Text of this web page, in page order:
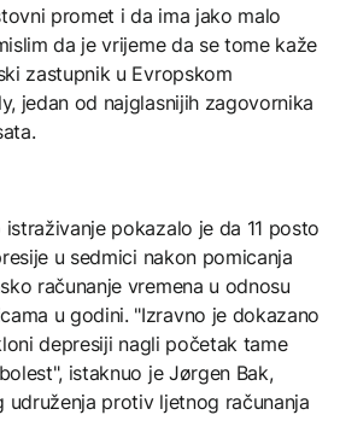
promet i da ima jako malo
da je vrijeme da se tome kaže
zastupnik u Evropskom
jedan od najglasnijih zagovornika
istraživanje pokazalo je da 11 posto
u sedmici nakon pomicanja
računanje vremena u odnosu
u godini. "Izravno je dokazano
depresiji nagli početak tame
istaknuo je Jørgen Bak,
udruženja protiv ljetnog računanja